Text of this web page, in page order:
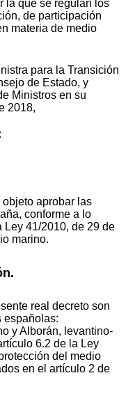
la que se regulan los
de participación
materia de medio
para la Transición
de Estado, y
Ministros en su
2018,
aprobar las
conforme a lo
41/2010, de 29 de
marino.
real decreto son
españolas:
y Alborán, levantino-
6.2 de la Ley
del medio
en el artículo 2 de